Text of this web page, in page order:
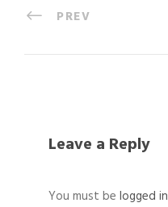
PREV
Leave a Reply
You must be logged in